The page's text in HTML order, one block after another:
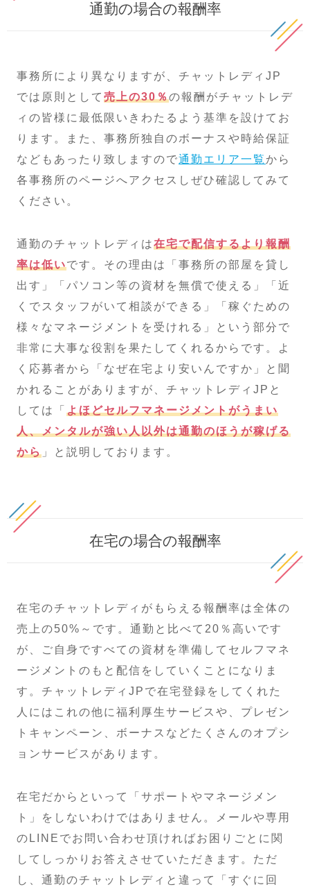
通勤の場合の報酬率
事務所により異なりますが、チャットレディJP
では原則として 売上の30％の報酬がチャットレデ
ィの皆様に最低限いきわたるよう基準を設けてお
ります。また、事務所独自のボーナスや時給保証
などもあったり致しますので通勤エリア一覧から
各事務所のページへアクセスしぜひ確認してみて
ください。
通勤のチャットレディは在宅で配信するより報酬
率は低いです。その理由は「事務所の部屋を貸し
出す」「パソコン等の資材を無償で使える」「近
くでスタッフがいて相談ができる」「稼ぐための
様々なマネージメントを受けれる」という部分で
非常に大事な役割を果たしてくれるからです。よ
く応募者から「なぜ在宅より安いんですか」と聞
かれることがありますが、チャットレディJPと
しては「 よほどセルフマネージメントがうまい
人、メンタルが強い人以外は通勤のほうが稼げる
から 」と説明しております。
在宅の場合の報酬率
在宅のチャットレディがもらえる報酬率は全体の
売上の50%～です。通勤と比べて20％高いです
が、ご自身ですべての資材を準備してセルフマネ
ージメントのもと配信をしていくことになりま
す。チャットレディJPで在宅登録をしてくれた
人にはこれの他に福利厚生サービスや、プレゼン
トキャンペーン、ボーナスなどたくさんのオプシ
ョンサービスがあります。
在宅だからといって「サポートやマネージメン
ト」をしないわけではありません。メールや専用
のLINEでお問い合わせ頂ければお困りごとに関
してしっかりお答えさせていただきます。ただ
し、通勤のチャットレディと違って「すぐに回